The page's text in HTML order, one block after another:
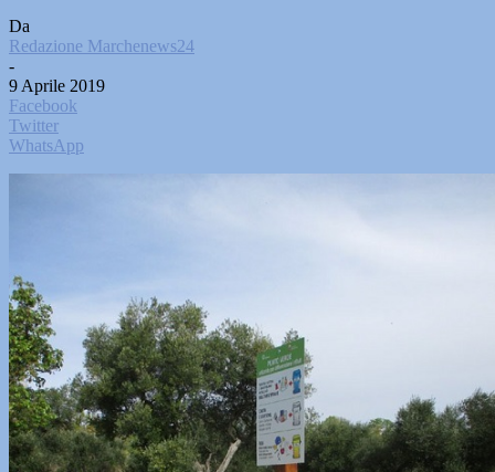
Da
Redazione Marchenews24
-
9 Aprile 2019
Facebook
Twitter
WhatsApp